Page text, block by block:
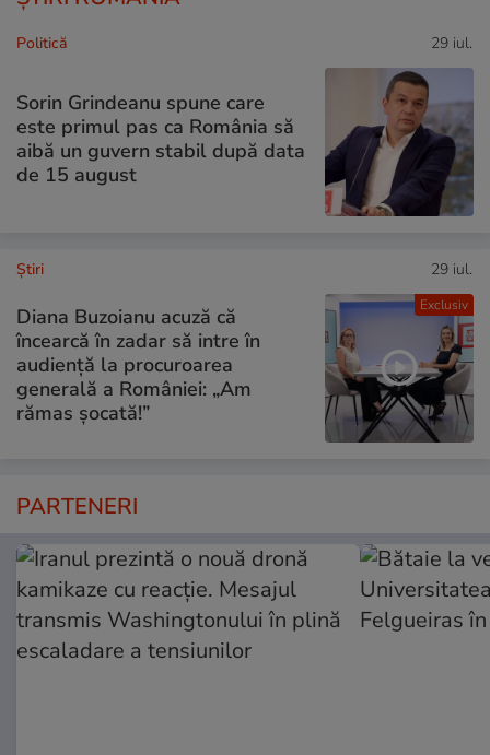
Politică 29 iul.
Sorin Grindeanu spune care
este primul pas ca România să
aibă un guvern stabil după data
de 15 august
Exclusiv
Ştiri 29 iul.
Diana Buzoianu acuză că
încearcă în zadar să intre în
audiență la procuroarea
generală a României: „Am
rămas șocată!”
PARTENERI